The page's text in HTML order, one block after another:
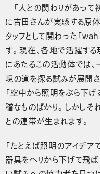
「人との関わりがあって
に吉田さんが実感する原
タッフとして関わった「
す。現在、各地で活躍す
にあたるこの活動体では
現の道を探る試みが展開さ
「空中から照明をぶら下げ
稽なものばかり。しかしそ
との連帯が生まれます。
「たとえば照明のアイデ
器具をヘリから下げて飛